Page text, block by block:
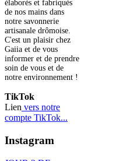
élaborés et fabriqués
de nos mains dans
notre savonnerie
artisanale drômoise.
C'est un plaisir chez
Gaiia et de vous
informer et de prendre
soin de vous et de
notre environnement !
TikTok
Lien vers notre
compte TikTok...
Instagram